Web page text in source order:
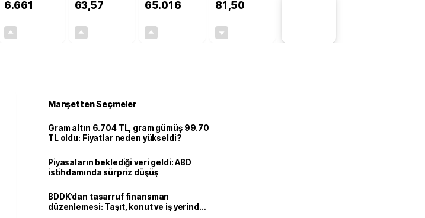
6.661 63,57 65.016 81,50
Manşetten Seçmeler
Gram altın 6.704 TL, gram gümüş 99.70
TL oldu: Fiyatlar neden yükseldi?
Piyasaların beklediği veri geldi: ABD
istihdamında sürpriz düşüş
BDDK’dan tasarruf finansman
düzenlemesi: Taşıt, konut ve iş yerinde